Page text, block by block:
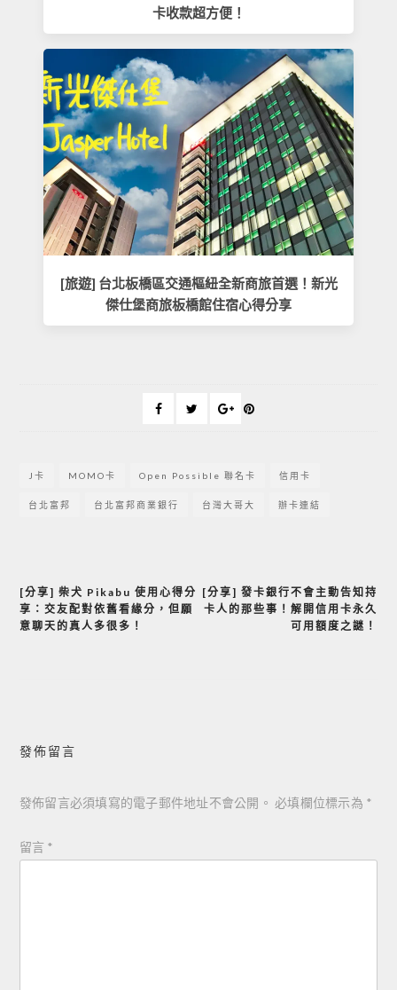
卡收款超方便！
[旅遊] 台北板橋區交通樞紐全新商旅首選！新光
傑仕堡商旅板橋館住宿心得分享
J卡 MOMO卡 Open Possible 聯名卡 信用卡
台北富邦 台北富邦商業銀行 台灣大哥大 辦卡連結
文
章
[分享] 柴犬 Pikabu 使用心得分
享：交友配對依舊看緣分，但願
意聊天的真人多很多！
[分享] 發卡銀行不會主動告知持
卡人的那些事！解開信用卡永久
可用額度之謎！
發佈留言
發佈留言必須填寫的電子郵件地址不會公開。 必填欄位標示為 *
留言 *